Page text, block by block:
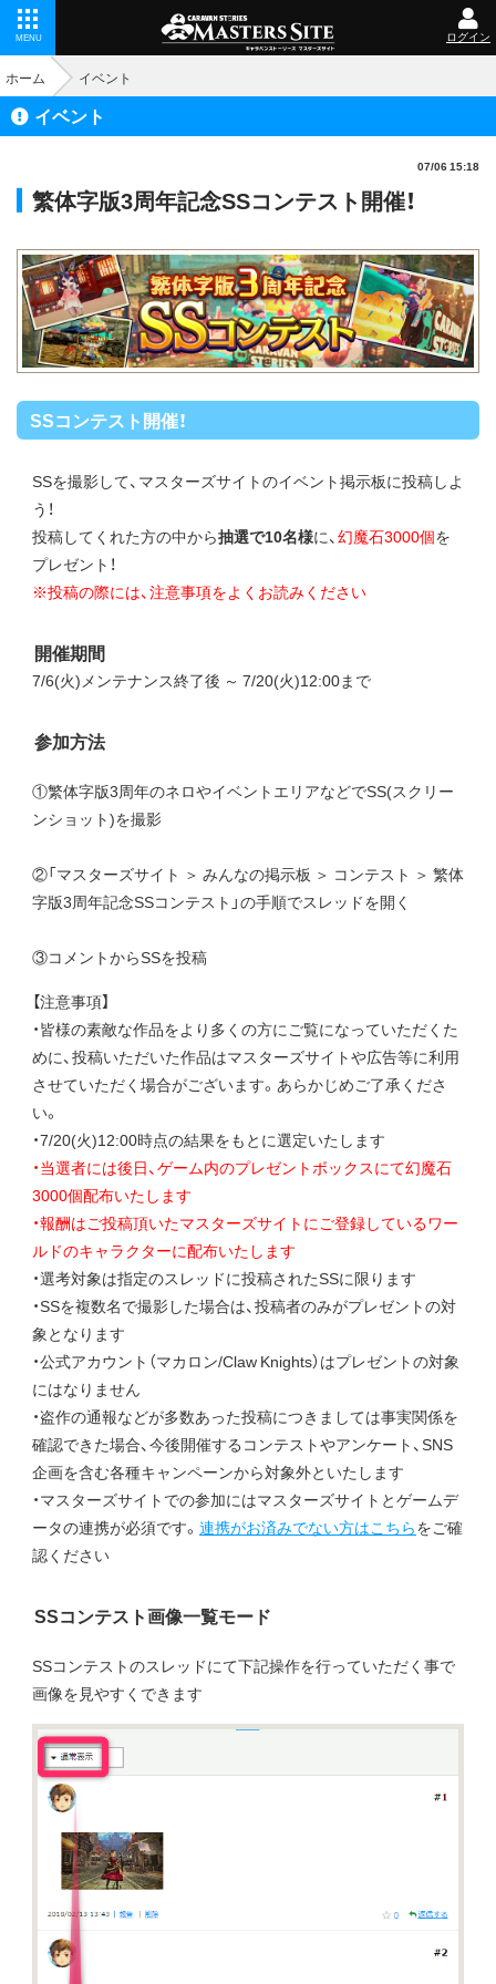
MENU ログイン
ホーム イベント
イベント
07/06 15:18
繁体字版3周年記念SSコンテスト開催！
SSコンテスト開催！
SSを撮影して、マスターズサイトのイベント掲示板に投稿しよ
う！
投稿してくれた方の中から抽選で10名様に、幻魔石3000個を
プレゼント！
※投稿の際には、注意事項をよくお読みください
開催期間
7/6(火)メンテナンス終了後 ～ 7/20(火)12:00まで
参加方法
①繁体字版3周年のネロやイベントエリアなどでSS(スクリー
ンショット)を撮影
②「マスターズサイト ＞ みんなの掲示板 ＞ コンテスト ＞ 繁体
字版3周年記念SSコンテスト」の手順でスレッドを開く
③コメントからSSを投稿
【注意事項】
・皆様の素敵な作品をより多くの方にご覧になっていただくた
めに、投稿いただいた作品はマスターズサイトや広告等に利用
させていただく場合がございます。あらかじめご了承くださ
い。
・7/20(火)12:00時点の結果をもとに選定いたします
・当選者には後日、ゲーム内のプレゼントボックスにて幻魔石
3000個配布いたします
・報酬はご投稿頂いたマスターズサイトにご登録しているワー
ルドのキャラクターに配布いたします
・選考対象は指定のスレッドに投稿されたSSに限ります
・SSを複数名で撮影した場合は、投稿者のみがプレゼントの対
象となります
・公式アカウント（マカロン/Claw Knights）はプレゼントの対象
にはなりません
・盗作の通報などが多数あった投稿につきましては事実関係を
確認できた場合、今後開催するコンテストやアンケート、SNS
企画を含む各種キャンペーンから対象外といたします
・マスターズサイトでの参加にはマスターズサイトとゲームデ
ータの連携が必須です。 連携がお済みでない方はこちらをご確
認ください
SSコンテスト画像一覧モード
SSコンテストのスレッドにて下記操作を行っていただく事で
画像を見やすくできます